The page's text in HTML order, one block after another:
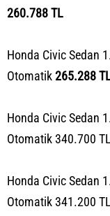
260.788 TL
Honda Civic Sedan
Otomatik265.288
Honda Civic Sedan
Otomatik 340.700 TL
Honda Civic Sedan
Otomatik 341.200 TL